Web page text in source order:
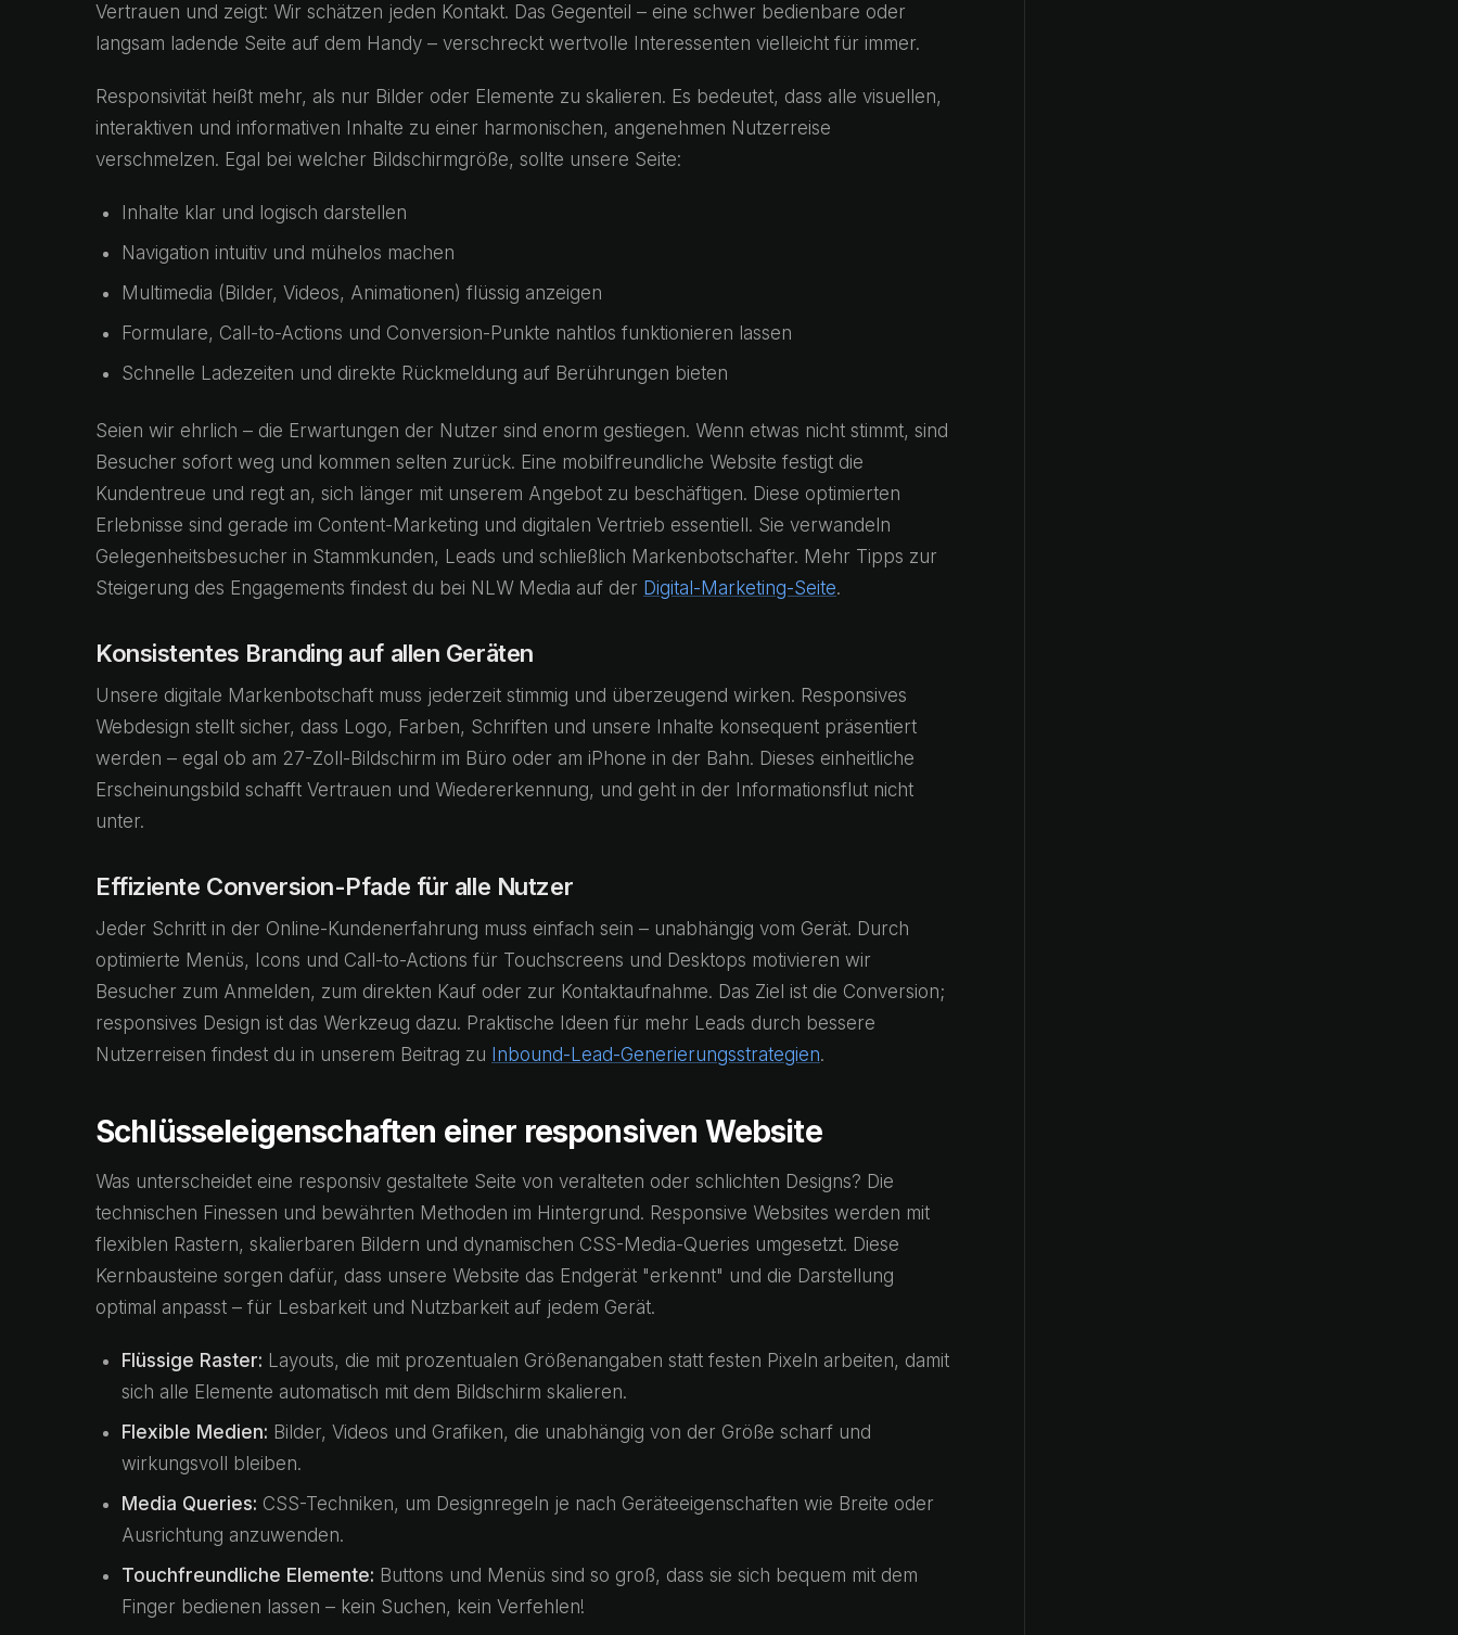
Vertrauen und zeigt: Wir schätzen jeden Kontakt. Das Gegenteil – eine schwer bedienbare oder
langsam ladende Seite auf dem Handy – verschreckt wertvolle Interessenten vielleicht für immer.
Responsivität heißt mehr, als nur Bilder oder Elemente zu skalieren. Es bedeutet, dass alle visuellen,
interaktiven und informativen Inhalte zu einer harmonischen, angenehmen Nutzerreise
verschmelzen. Egal bei welcher Bildschirmgröße, sollte unsere Seite:
Inhalte klar und logisch darstellen
Navigation intuitiv und mühelos machen
Multimedia (Bilder, Videos, Animationen) flüssig anzeigen
Formulare, Call-to-Actions und Conversion-Punkte nahtlos funktionieren lassen
Schnelle Ladezeiten und direkte Rückmeldung auf Berührungen bieten
Seien wir ehrlich – die Erwartungen der Nutzer sind enorm gestiegen. Wenn etwas nicht stimmt, sind
Besucher sofort weg und kommen selten zurück. Eine mobilfreundliche Website festigt die
Kundentreue und regt an, sich länger mit unserem Angebot zu beschäftigen. Diese optimierten
Erlebnisse sind gerade im Content-Marketing und digitalen Vertrieb essentiell. Sie verwandeln
Gelegenheitsbesucher in Stammkunden, Leads und schließlich Markenbotschafter. Mehr Tipps zur
Steigerung des Engagements findest du bei NLW Media auf der Digital-Marketing-Seite.
Konsistentes Branding auf allen Geräten
Unsere digitale Markenbotschaft muss jederzeit stimmig und überzeugend wirken. Responsives
Webdesign stellt sicher, dass Logo, Farben, Schriften und unsere Inhalte konsequent präsentiert
werden – egal ob am 27-Zoll-Bildschirm im Büro oder am iPhone in der Bahn. Dieses einheitliche
Erscheinungsbild schafft Vertrauen und Wiedererkennung, und geht in der Informationsflut nicht
unter.
Effiziente Conversion-Pfade für alle Nutzer
Jeder Schritt in der Online-Kundenerfahrung muss einfach sein – unabhängig vom Gerät. Durch
optimierte Menüs, Icons und Call-to-Actions für Touchscreens und Desktops motivieren wir
Besucher zum Anmelden, zum direkten Kauf oder zur Kontaktaufnahme. Das Ziel ist die Conversion;
responsives Design ist das Werkzeug dazu. Praktische Ideen für mehr Leads durch bessere
Nutzerreisen findest du in unserem Beitrag zu Inbound-Lead-Generierungsstrategien.
Schlüsseleigenschaften einer responsiven Website
Was unterscheidet eine responsiv gestaltete Seite von veralteten oder schlichten Designs? Die
technischen Finessen und bewährten Methoden im Hintergrund. Responsive Websites werden mit
flexiblen Rastern, skalierbaren Bildern und dynamischen CSS-Media-Queries umgesetzt. Diese
Kernbausteine sorgen dafür, dass unsere Website das Endgerät "erkennt" und die Darstellung
optimal anpasst – für Lesbarkeit und Nutzbarkeit auf jedem Gerät.
Flüssige Raster: Layouts, die mit prozentualen Größenangaben statt festen Pixeln arbeiten, damit
sich alle Elemente automatisch mit dem Bildschirm skalieren.
Flexible Medien: Bilder, Videos und Grafiken, die unabhängig von der Größe scharf und
wirkungsvoll bleiben.
Media Queries: CSS-Techniken, um Designregeln je nach Geräteeigenschaften wie Breite oder
Ausrichtung anzuwenden.
Touchfreundliche Elemente: Buttons und Menüs sind so groß, dass sie sich bequem mit dem
Finger bedienen lassen – kein Suchen, kein Verfehlen!